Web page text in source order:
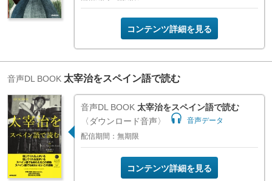
コンテンツ詳細を見る
音声DL BOOK 太宰治をスペイン語で読む
音声DL BOOK 太宰治をスペイン語で読む
〈ダウンロード音声〉
音声データ
配信期間：無期限
コンテンツ詳細を見る